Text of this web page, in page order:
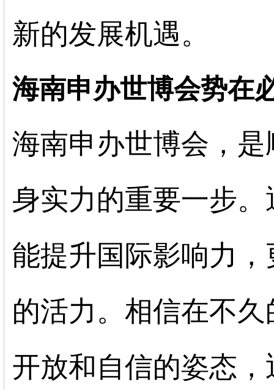
新的发展机遇。
海南申办世博会势在
海南申办世博会，
身实力的重要一步
能提升国际影响力
的活力。相信在不
开放和自信的姿态